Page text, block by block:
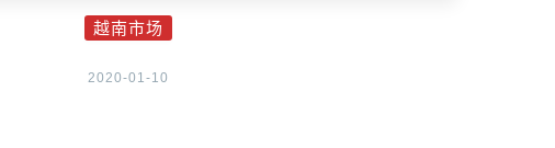
越南市场
2020-01-10